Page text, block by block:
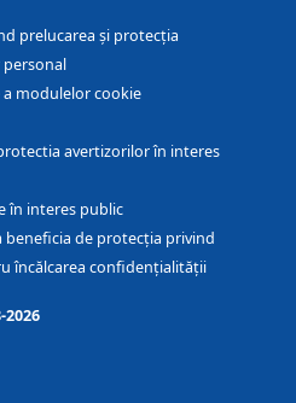
prelucarea și protecția
modulelor cookie
avertizorilor în interes
în interes public
beneficia de protecția privind
încălcarea confidențialității
2026